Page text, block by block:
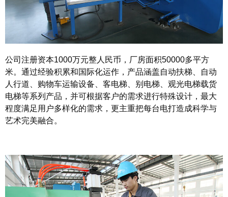
公司注册资本1000万元整人民币，厂房面积50000多平方
米。通过经验积累和国际化运作，产品涵盖自动扶梯、自动
人行道、购物车运输设备、客电梯、别电梯、观光电梯载货
电梯等系列产品，并可根据客户的需求进行特殊设计，最大
程度满足用户多样化的需求，更主重把每台电打造成科学与
艺术完美融合。